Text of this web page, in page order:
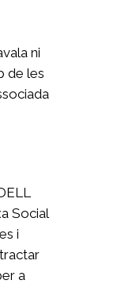
ni
de les
Social
i
a